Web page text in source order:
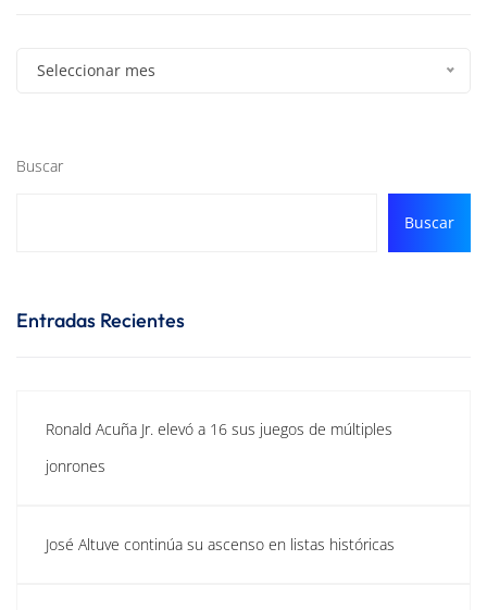
Seleccionar mes
Buscar
Buscar
Entradas Recientes
Ronald Acuña Jr. elevó a 16 sus juegos de múltiples
jonrones
José Altuve continúa su ascenso en listas históricas